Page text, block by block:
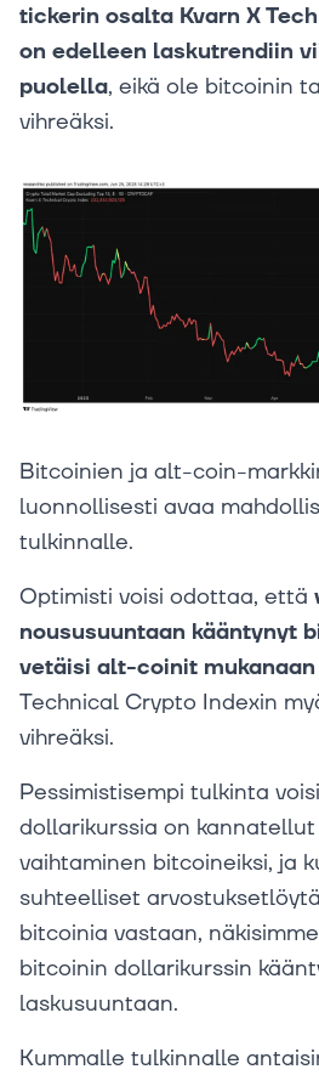
tickerin osalta Kvarn X
on edelleen laskutrendiin
puolella, eikä ole bitcoinin
vihreäksi.
Bitcoinien ja alt-coin-
luonnollisesti avaa
tulkinnalle.
Optimisti voisi odottaa, että
noususuuntaan kääntynyt
vetäisi alt-coinit mukanaan
Technical Crypto Indexin
vihreäksi.
Pessimistisempi tulkinta
dollarikurssia on
vaihtaminen bitcoineiksi, ja
suhteelliset
bitcoinia vastaan,
bitcoinin dollarikurssin
laskusuuntaan.
Kummalle tulkinnalle